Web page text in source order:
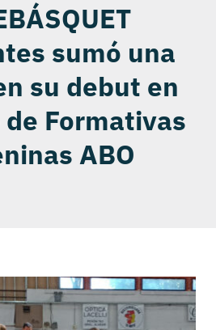
sumó una
su debut en
de Formativas
ABO